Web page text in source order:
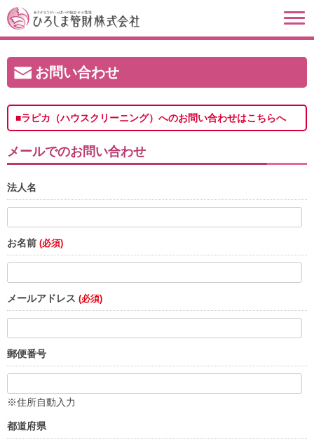
お問い合わせ
■ラピカ（ハウスクリーニング）へのお問い合わせはこちらへ
メールでのお問い合わせ
法人名
お名前 (必須)
メールアドレス (必須)
郵便番号
※住所自動入力
都道府県